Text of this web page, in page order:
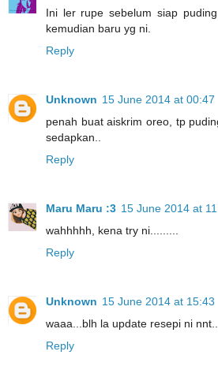
Ini ler rupe sebelum siap
kemudian baru yg ni.
Reply
Unknown 15 June 2014 at 00:47
penah buat aiskrim oreo, tp
sedapkan..
Reply
Maru Maru :3 15 June 2014 at
wahhhhh, kena try ni.........
Reply
Unknown 15 June 2014 at 15:43
waaa...blh la update resepi ni
Reply